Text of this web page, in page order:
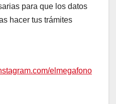
para que los datos
hacer tus trámites
elmegafono